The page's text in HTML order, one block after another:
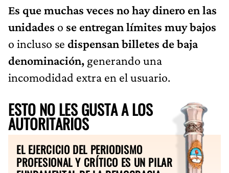
Es que muchas veces no hay dinero en las
unidades o se entregan límites muy bajos
o incluso se dispensan billetes de baja
denominación, generando una
incomodidad extra en el usuario.
ESTO NO LES GUSTA A LOS
AUTORITARIOS
EL EJERCICIO DEL PERIODISMO
PROFESIONAL Y CRÍTICO ES UN PILAR